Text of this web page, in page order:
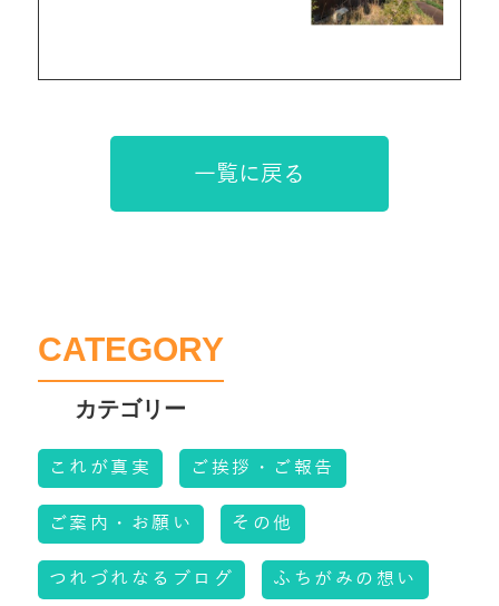
一覧に戻る
CATEGORY
これが真実 ご挨拶・ご報告
ご案内・お願い その他
つれづれなるブログ ふちがみの想い